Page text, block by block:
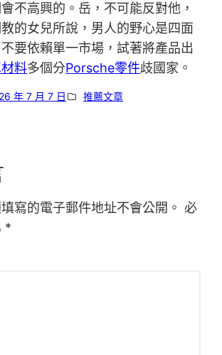
不高興的。岳，不可能反對他，
的女兒所說，男人的野心是四面
要依賴單一市場，試著將產品出
料多個分Porsche零件歧國家。
年 7 月 7 日 推薦文章
寫的電子郵件地址不會公開。 必
*